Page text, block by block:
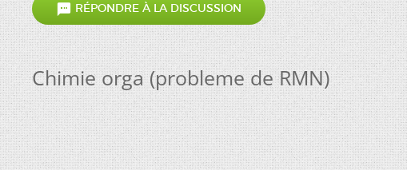
 RÉPONDRE À LA DISCUSSION
Chimie orga (probleme de RMN)